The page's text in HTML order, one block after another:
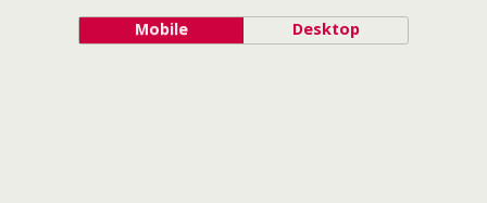
Mobile Desktop